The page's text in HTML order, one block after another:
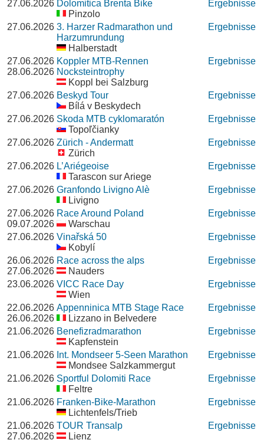
27.06.2026 Dolomitica Brenta Bike
Pinzolo
Ergebnisse
27.06.2026 3. Harzer Radmarathon und
Harzumrundung
Halberstadt
Ergebnisse
27.06.2026
28.06.2026
Koppler MTB-Rennen
Nocksteintrophy
Koppl bei Salzburg
Ergebnisse
27.06.2026 Beskyd Tour
Bílá v Beskydech
Ergebnisse
27.06.2026 Skoda MTB cyklomaratón
Topoľčianky
Ergebnisse
27.06.2026 Zürich - Andermatt
Zürich
Ergebnisse
27.06.2026 L’Ariégeoise
Tarascon sur Ariege
Ergebnisse
27.06.2026 Granfondo Livigno Alè
Livigno
Ergebnisse
27.06.2026
09.07.2026
Race Around Poland
Warschau
Ergebnisse
27.06.2026 Vinařská 50
Kobylí
Ergebnisse
26.06.2026
27.06.2026
Race across the alps
Nauders
Ergebnisse
23.06.2026 VICC Race Day
Wien
Ergebnisse
22.06.2026
26.06.2026
Appenninica MTB Stage Race
Lizzano in Belvedere
Ergebnisse
21.06.2026 Benefizradmarathon
Kapfenstein
Ergebnisse
21.06.2026 Int. Mondseer 5-Seen Marathon
Mondsee Salzkammergut
Ergebnisse
21.06.2026 Sportful Dolomiti Race
Feltre
Ergebnisse
21.06.2026 Franken-Bike-Marathon
Lichtenfels/Trieb
Ergebnisse
21.06.2026
27.06.2026
TOUR Transalp
Lienz
Ergebnisse